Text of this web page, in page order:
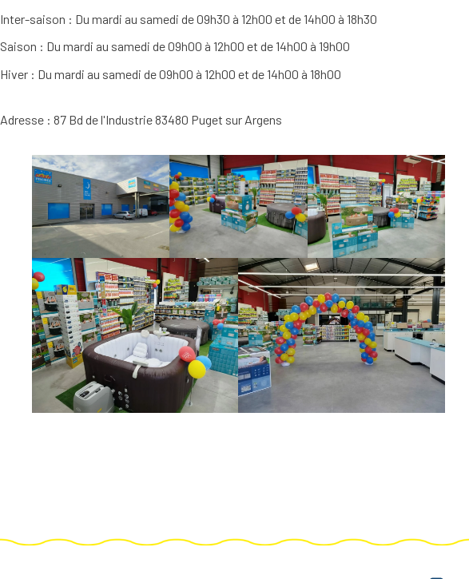
Inter-saison : Du mardi au samedi de 09h30 à 12h00 et de 14h00 à 18h30
Saison : Du mardi au samedi de 09h00 à 12h00 et de 14h00 à 19h00
Hiver : Du mardi au samedi de 09h00 à 12h00 et de 14h00 à 18h00
Adresse : 87 Bd de l'Industrie 83480 Puget sur Argens